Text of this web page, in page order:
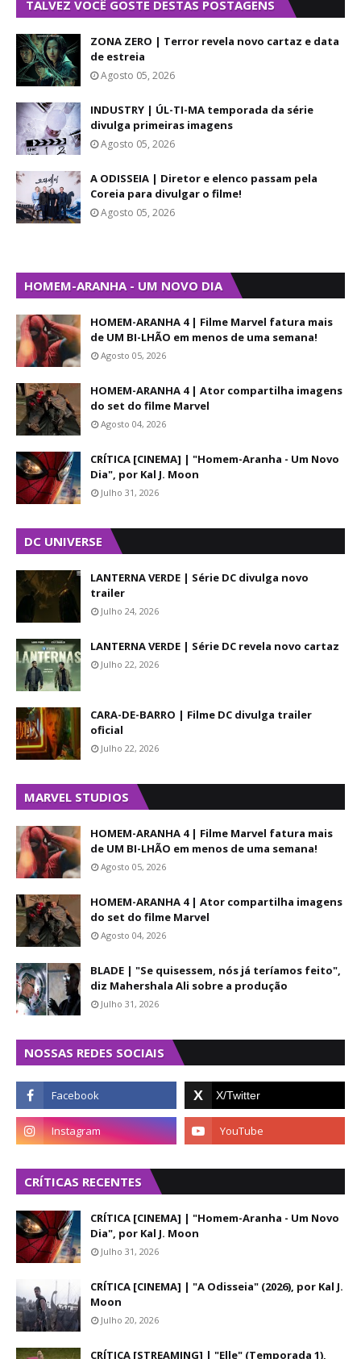
TALVEZ VOCÊ GOSTE DESTAS POSTAGENS
ZONA ZERO | Terror revela novo cartaz e data
de estreia
Agosto 05, 2026
INDUSTRY | ÚL-TI-MA temporada da série
divulga primeiras imagens
Agosto 05, 2026
A ODISSEIA | Diretor e elenco passam pela
Coreia para divulgar o filme!
Agosto 05, 2026
HOMEM-ARANHA - UM NOVO DIA
HOMEM-ARANHA 4 | Filme Marvel fatura mais
de UM BI-LHÃO em menos de uma semana!
Agosto 05, 2026
HOMEM-ARANHA 4 | Ator compartilha imagens
do set do filme Marvel
Agosto 04, 2026
CRÍTICA [CINEMA] | "Homem-Aranha - Um Novo
Dia", por Kal J. Moon
Julho 31, 2026
DC UNIVERSE
LANTERNA VERDE | Série DC divulga novo
trailer
Julho 24, 2026
LANTERNA VERDE | Série DC revela novo cartaz
Julho 22, 2026
CARA-DE-BARRO | Filme DC divulga trailer
oficial
Julho 22, 2026
MARVEL STUDIOS
HOMEM-ARANHA 4 | Filme Marvel fatura mais
de UM BI-LHÃO em menos de uma semana!
Agosto 05, 2026
HOMEM-ARANHA 4 | Ator compartilha imagens
do set do filme Marvel
Agosto 04, 2026
BLADE | "Se quisessem, nós já teríamos feito",
diz Mahershala Ali sobre a produção
Julho 31, 2026
NOSSAS REDES SOCIAIS
CRÍTICAS RECENTES
CRÍTICA [CINEMA] | "Homem-Aranha - Um Novo
Dia", por Kal J. Moon
Julho 31, 2026
CRÍTICA [CINEMA] | "A Odisseia" (2026), por Kal J.
Moon
Julho 20, 2026
CRÍTICA [STREAMING] | "Elle" (Temporada 1),